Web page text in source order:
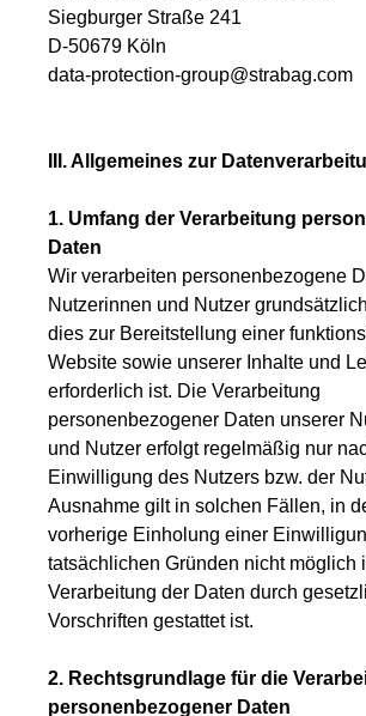
Siegburger Straße 241
D-50679 Köln
data-protection-group@strabag.com
III. Allgemeines zur
1. Umfang der Verarbeitung
Daten
Wir verarbeiten personenbezogene
Nutzerinnen und Nutzer
dies zur Bereitstellung einer
Website sowie unserer Inhalte und
erforderlich ist. Die Verarbeitung
personenbezogener Daten unserer
und Nutzer erfolgt regelmäßig nur
Einwilligung des Nutzers bzw. der
Ausnahme gilt in solchen Fällen, in
vorherige Einholung einer
tatsächlichen Gründen nicht möglich
Verarbeitung der Daten durch
Vorschriften gestattet ist.
2. Rechtsgrundlage für die
personenbezogener Daten